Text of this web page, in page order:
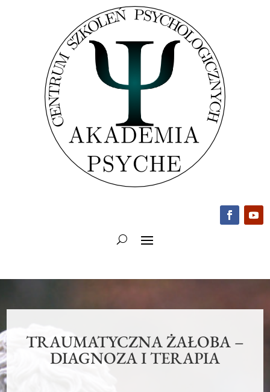
TRAUMATYCZNA ŻAŁOBA –
DIAGNOZA I TERAPIA